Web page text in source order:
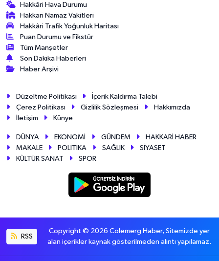
Hakkâri Hava Durumu
Hakkari Namaz Vakitleri
Hakkâri Trafik Yoğunluk Haritası
Puan Durumu ve Fikstür
Tüm Manşetler
Son Dakika Haberleri
Haber Arşivi
Düzeltme Politikası
İçerik Kaldırma Talebi
Çerez Politikası
Gizlilik Sözleşmesi
Hakkımızda
İletişim
Künye
DÜNYA EKONOMİ GÜNDEM
HAKKARİ HABER
MAKALE
POLİTİKA SAĞLIK
SİYASET
KÜLTÜR SANAT
SPOR
RSS
Copyright © 2026 Colemerg Haber, Sitemizde yer
alan içerikler kaynak gösterilmeden alıntı yapılamaz.